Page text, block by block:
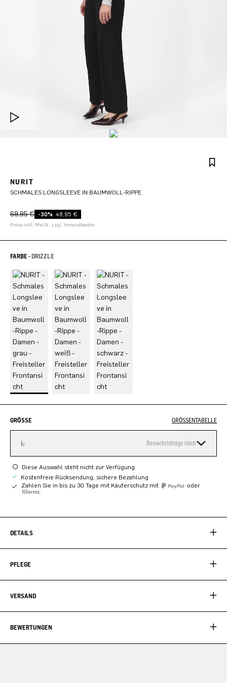
NURIT
SCHMALES LONGSLEEVE IN BAUMWOLL-RIPPE
69,95 € -30% 48,95 €
Preise inkl. MwSt. zzgl. Versandkosten
FARBE -DRIZZLE
GRÖSSE GRÖSSENTABELLE
L Benachrichtige mich
Diese Auswahl steht nicht zur Verfügung
Kostenfreie Rücksendung, sichere Bezahlung
Zahlen Sie in bis zu 30 Tage mit Käuferschutz mit
oder
DETAILS
PFLEGE
VERSAND
BEWERTUNGEN